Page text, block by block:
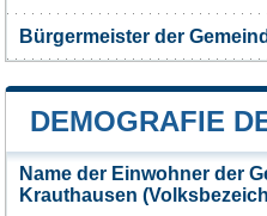
Bürgermeister der
DEMOGRAFIE
Name der Einwohner der
Krauthausen